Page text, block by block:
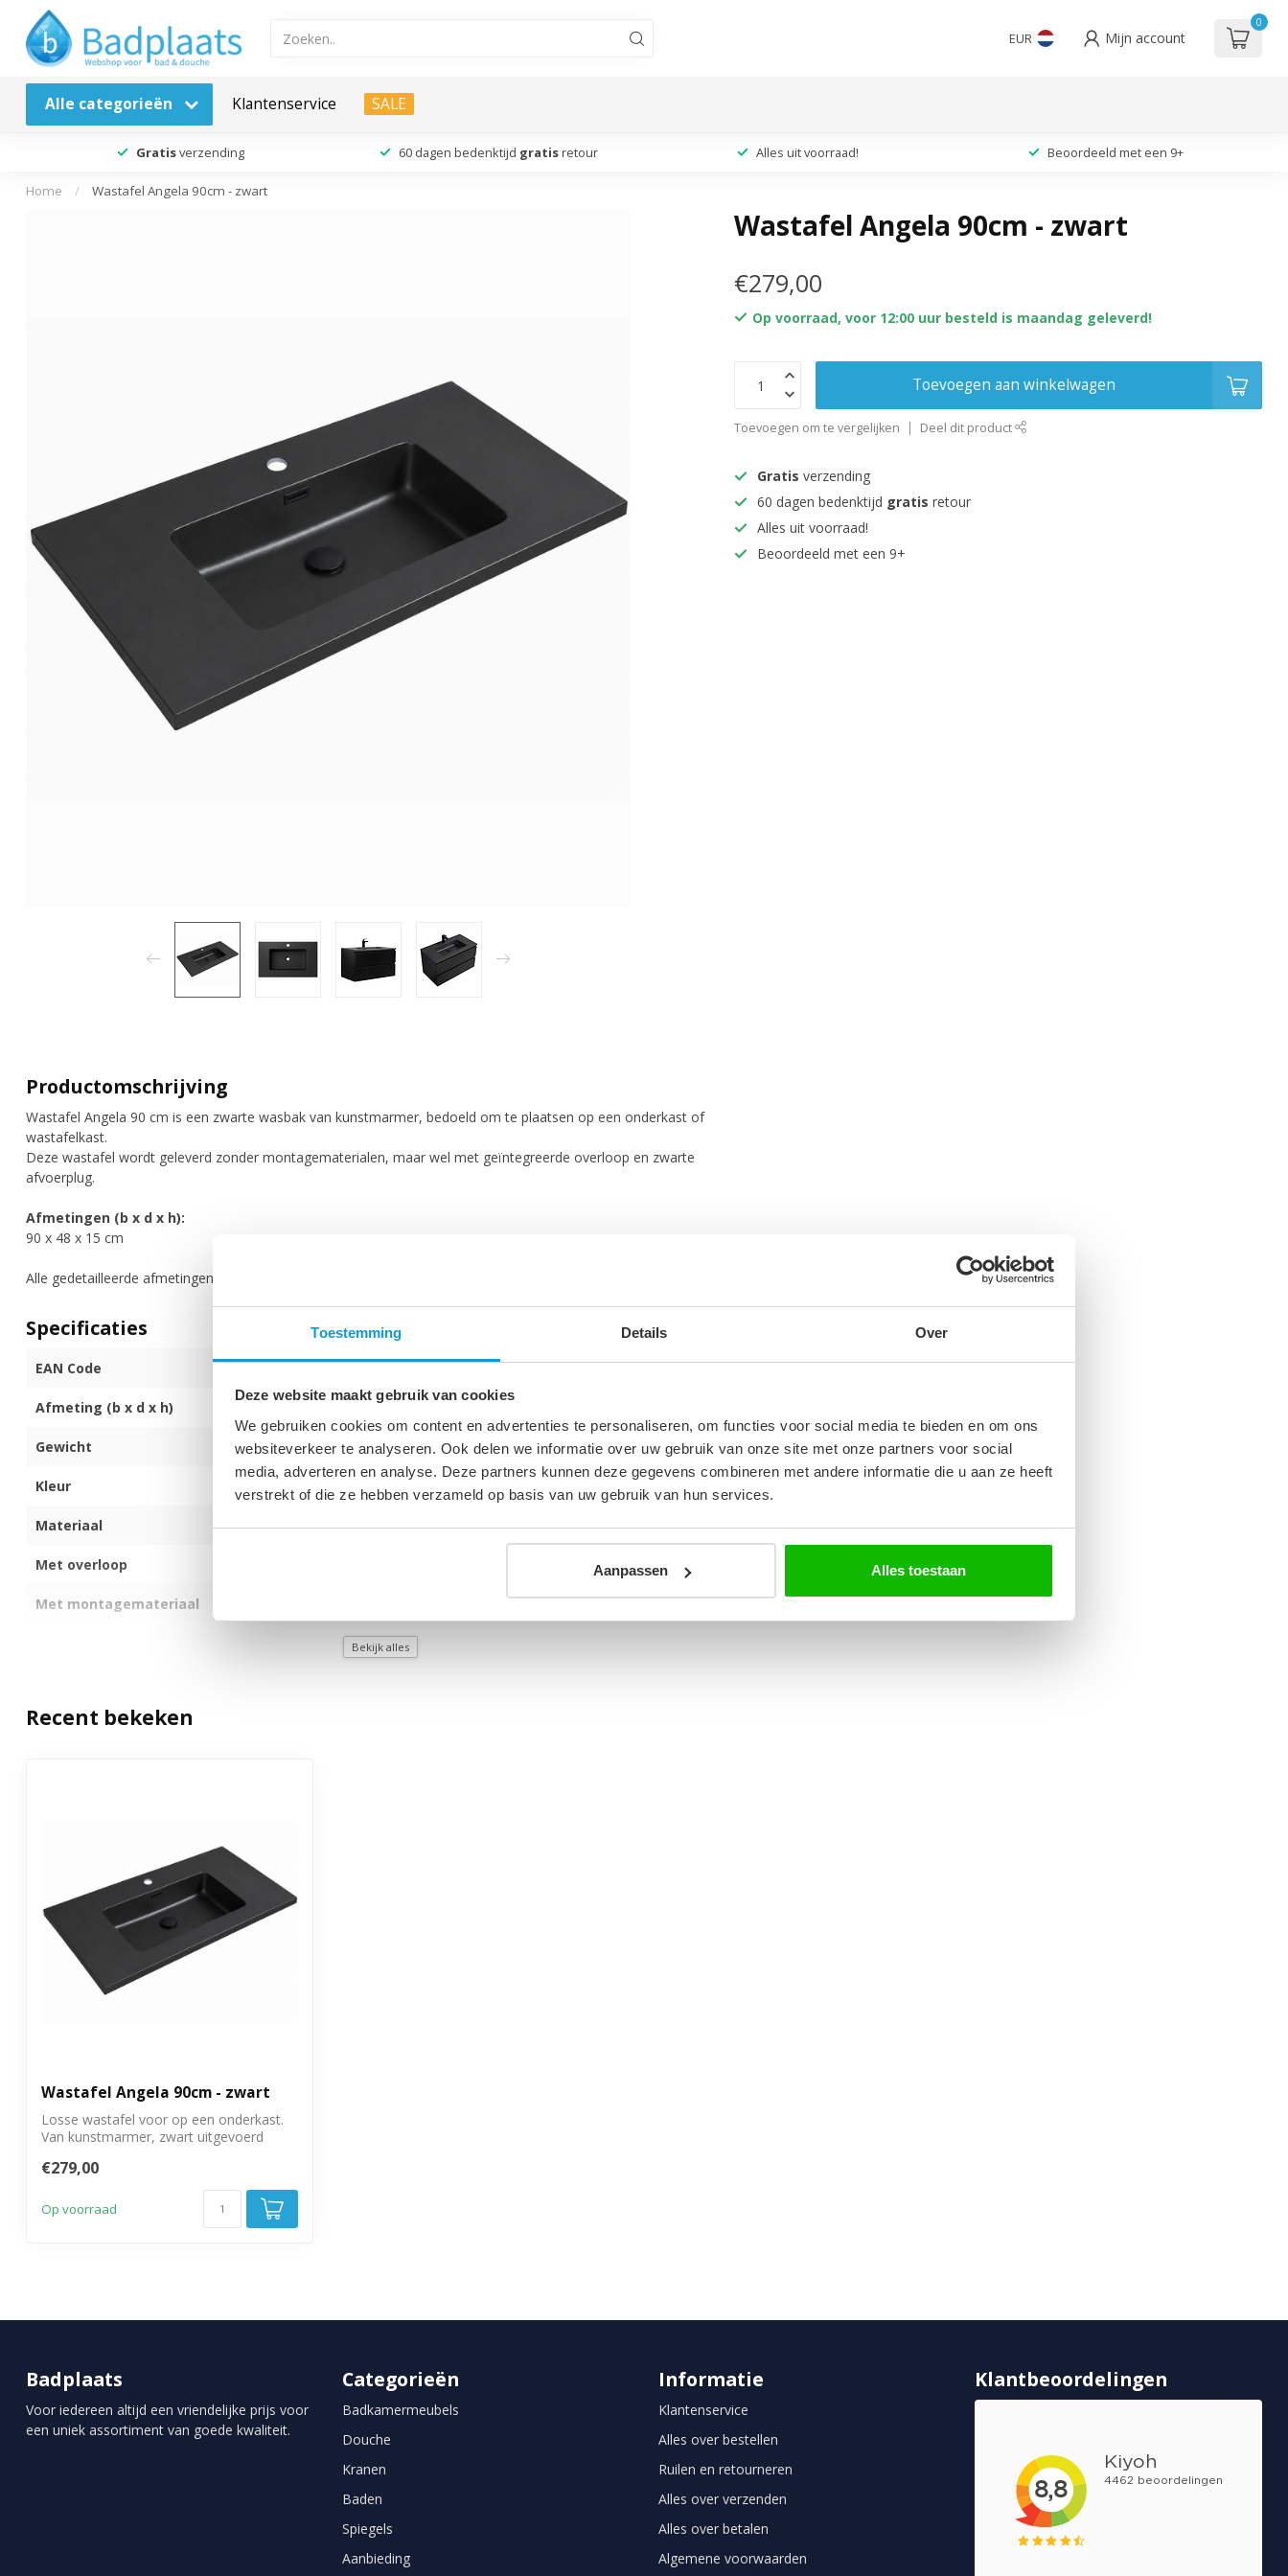
Toestemming Details Over
Deze website maakt gebruik van cookies
We gebruiken cookies om content en advertenties te personaliseren, om functies voor social media te bieden en om ons
websiteverkeer te analyseren. Ook delen we informatie over uw gebruik van onze site met onze partners voor social
media, adverteren en analyse. Deze partners kunnen deze gegevens combineren met andere informatie die u aan ze heeft
verstrekt of die ze hebben verzameld op basis van uw gebruik van hun services.
Aanpassen Alles toestaan
EUR Mijn account
0
Alle categorieën Klantenservice SALE
Gratisverzending 60 dagen bedenktijd gratis retour Alles uit voorraad! Beoordeeld met een 9+
Home / Wastafel Angela 90cm - zwart
Wastafel Angela 90cm - zwart
€279,00
Op voorraad, voor 12:00 uur besteld is maandag geleverd!
Toevoegen aan winkelwagen
Toevoegen om te vergelijken Deel dit product
Gratis verzending
60 dagen bedenktijd gratis retour
Alles uit voorraad!
Beoordeeld met een 9+
Productomschrijving
Wastafel Angela 90 cm is een zwarte wasbak van kunstmarmer, bedoeld om te plaatsen op een onderkast of
wastafelkast.
Deze wastafel wordt geleverd zonder montagematerialen, maar wel met geïntegreerde overloop en zwarte
afvoerplug.
Afmetingen (b x d x h):
90 x 48 x 15 cm
Alle gedetailleerde afmetingen zijn zichtbaar op de schematische afbeelding hierboven.
Specificaties
EAN Code 8720171710943
Afmeting (b x d x h) 90 x 48 x 15 cm
Gewicht 13 kg
Kleur Zwart
Materiaal Kunstmarmer
Met overloop
Met montagemateriaal
Ja
Garantie
Bekijk alles
Recent bekeken
Wastafel Angela 90cm - zwart
Losse wastafel voor op een onderkast.
Van kunstmarmer, zwart uitgevoerd
€279,00
Op voorraad
Badplaats
Voor iedereen altijd een vriendelijke prijs voor
een uniek assortiment van goede kwaliteit.
Categorieën
Badkamermeubels
Douche
Kranen
Baden
Spiegels
Aanbieding
Informatie
Klantenservice
Alles over bestellen
Ruilen en retourneren
Alles over verzenden
Alles over betalen
Algemene voorwaarden
Klantbeoordelingen